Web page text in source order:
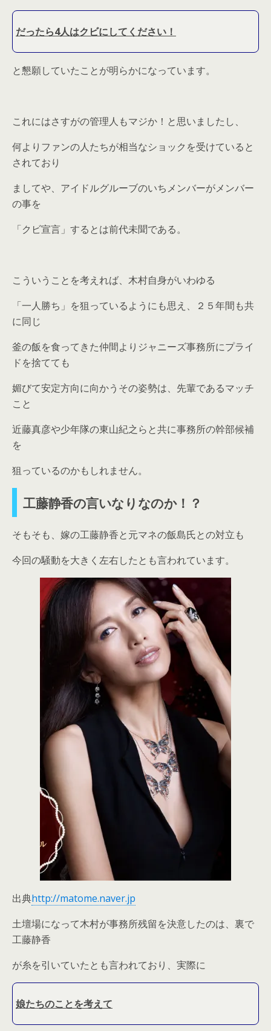
だったら4人はクビにしてください！
と懇願していたことが明らかになっています。
これにはさすがの管理人もマジか！と思いましたし、
何よりファンの人たちが相当なショックを受けていると
されており
ましてや、アイドルグルーブのいちメンバーがメンバー
の事を
「クビ宣言」するとは前代未聞である。
こういうことを考えれば、木村自身がいわゆる
「一人勝ち」を狙っているようにも思え、２５年間も共
に同じ
釜の飯を食ってきた仲間よりジャニーズ事務所にプライ
ドを捨てても
媚びて安定方向に向かうその姿勢は、先輩であるマッチ
こと
近藤真彦や少年隊の東山紀之らと共に事務所の幹部候補
を
狙っているのかもしれません。
工藤静香の言いなりなのか！？
そもそも、嫁の工藤静香と元マネの飯島氏との対立も
今回の騒動を大きく左右したとも言われています。
出典http://matome.naver.jp
土壇場になって木村が事務所残留を決意したのは、裏で
工藤静香
が糸を引いていたとも言われており、実際に
娘たちのことを考えて